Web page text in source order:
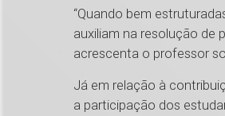
“Quando bem
auxiliam na resolução de
acrescenta o professor
Já em relação à
a participação dos